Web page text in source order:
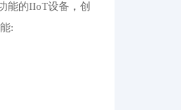
能的IIoT设备，创
: